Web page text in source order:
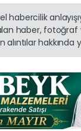
habercilik
haber, fotoğraf
hakkında